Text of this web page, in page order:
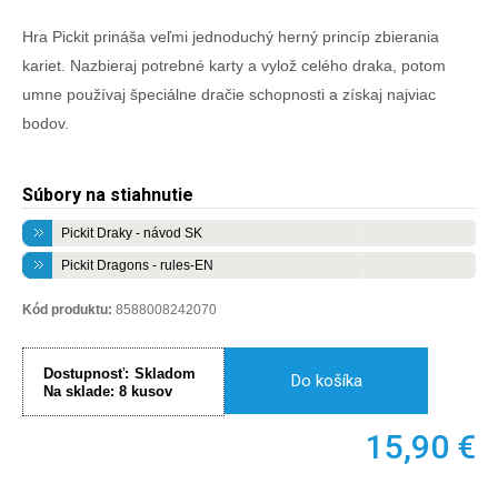
Hra Pickit prináša veľmi jednoduchý herný princíp zbierania
kariet. Nazbieraj potrebné karty a vylož celého draka, potom
umne používaj špeciálne dračie schopnosti a získaj najviac
bodov.
Súbory na stiahnutie
Pickit Draky - návod SK
Pickit Dragons - rules-EN
Kód produktu: 8588008242070
Dostupnosť: Skladom
Na sklade: 8 kusov
Do košíka
15,90 €